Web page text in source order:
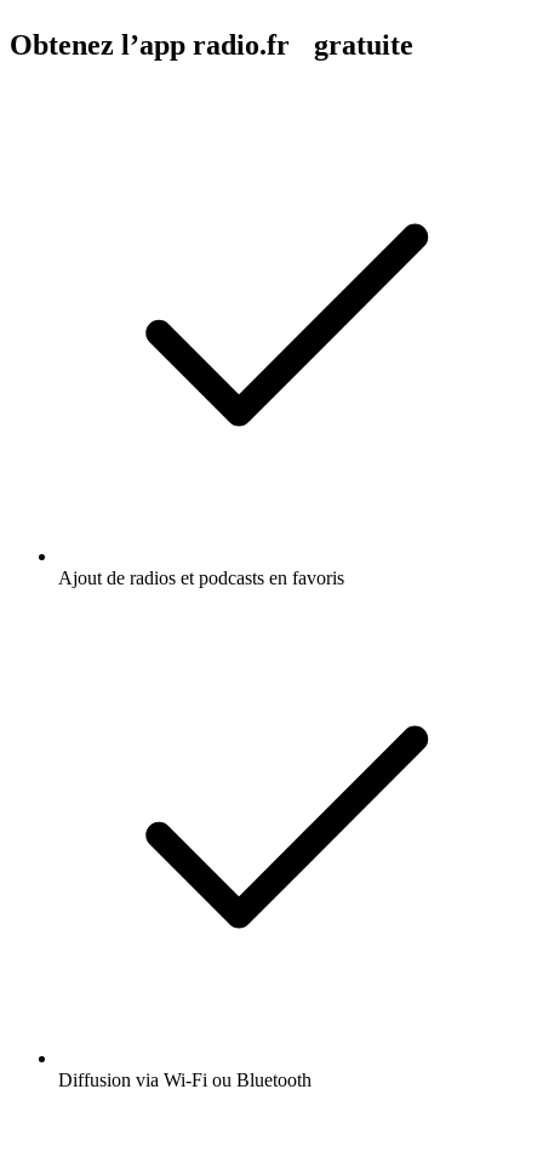
Obtenez l’app radio.fr gratuite
Ajout de radios et podcasts en favoris
Diffusion via Wi-Fi ou Bluetooth